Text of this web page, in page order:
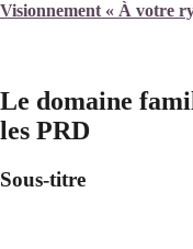
Visionnement « À votre
Le domaine
les PRD
Sous-titre